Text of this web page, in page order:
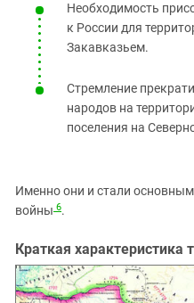
Необходимость
к России для
Закавказьем.
Стремление
народов на
поселения на
Именно они и стали
войны 6.
Краткая характеристика